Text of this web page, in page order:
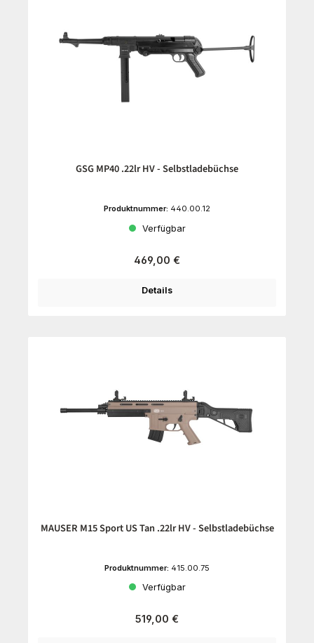
GSG MP40 .22lr HV - Selbstladebüchse
Produktnummer: 440.00.12
Verfügbar
Regulärer Preis:
469,00 €
Details
MAUSER M15 Sport US Tan .22lr HV - Selbstladebüchse
Produktnummer: 415.00.75
Verfügbar
Regulärer Preis:
519,00 €